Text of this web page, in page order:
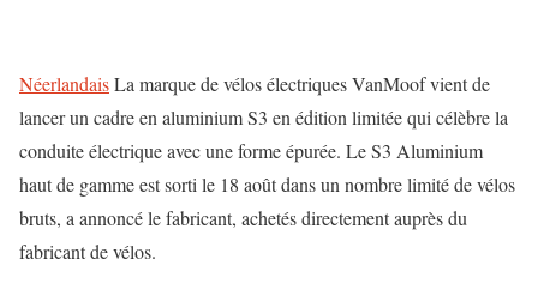
NéerlandaisLa marque de vélos électriques VanMoof vient de
lancer un cadre en aluminium S3 en édition limitée qui célèbre la
conduite électrique avec une forme épurée. Le S3 Aluminium
haut de gamme est sorti le 18 août dans un nombre limité de vélos
bruts, a annoncé le fabricant, achetés directement auprès du
fabricant de vélos.